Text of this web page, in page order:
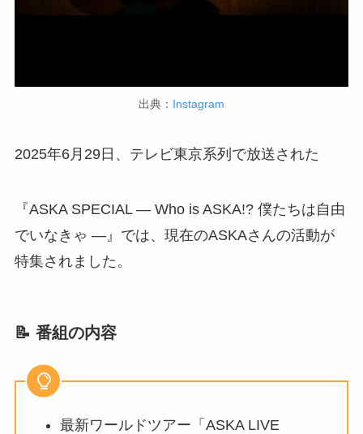
出典： Instagram
2025年6月29日、テレビ東京系列で放送された
『ASKA SPECIAL ― Who is ASKA!? 僕たちは自由
でいなきゃ ―』では、現在のASKAさんの活動が
特集されました。
📝 番組の内容
最新ワールドツアー「ASKA LIVE